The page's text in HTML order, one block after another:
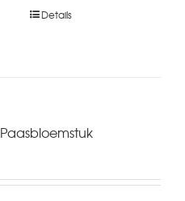
Details
Paasbloemstuk